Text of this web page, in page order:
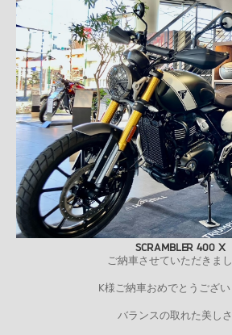
SCRAMBLER 400 X
ご納車させていただきまし
K様ご納車おめでとうござ
バランスの取れた美し